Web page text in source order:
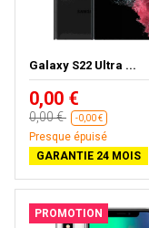
Galaxy S22 Ultra ...
0,00 €
0,00 € -0,00 €
Presque épuisé
GARANTIE 24 MOIS
PROMOTION